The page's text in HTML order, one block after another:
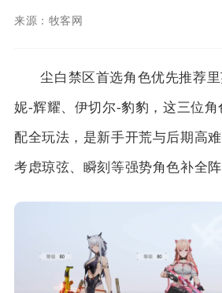
来源： 牧客网
尘白禁区首选角色优先推荐
妮-辉耀、伊切尔-豹豹，这三位
配全玩法，是新手开荒与后期高
考虑琼弦、瞬刻等强势角色补全阵